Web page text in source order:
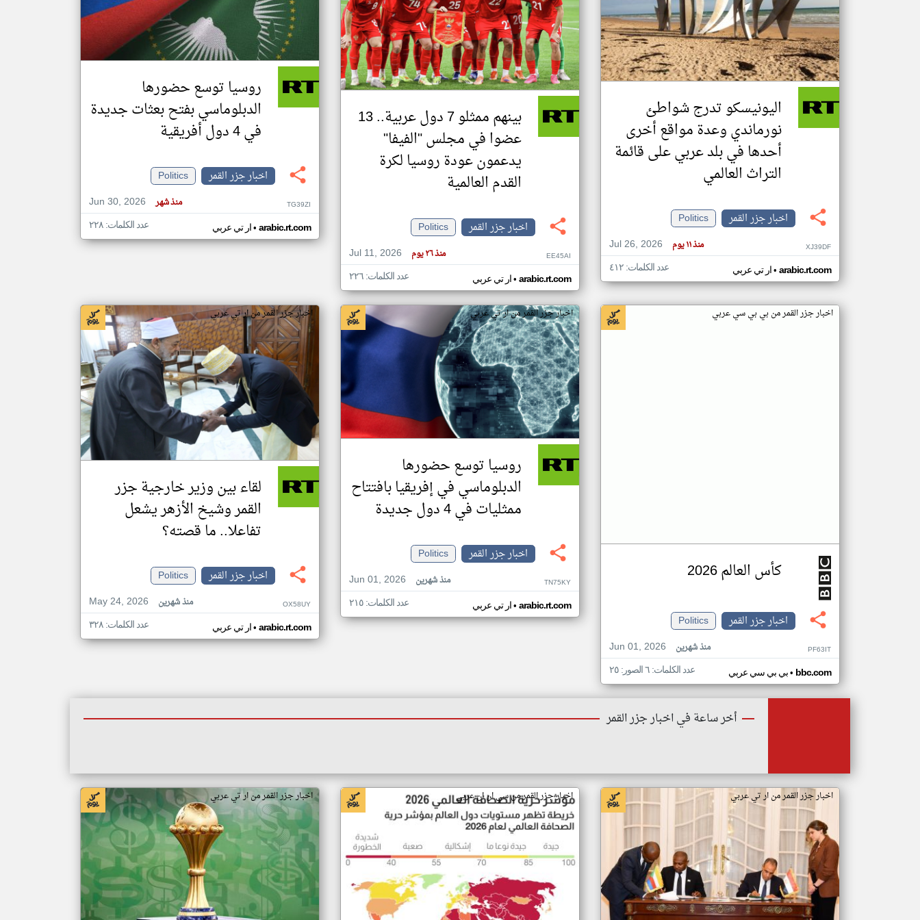
تغيير الدولة
اخبار جزر القمر على مدار الساعة
أهم اخبار جزر القمر العاجلة والمباشرة
اليونيسكو تدرج شواطئ
نورماندي وعدة مواقع أخرى
أحدها في بلد عربي على قائمة
التراث العالمي
اخبار جزر القمر
Politics
Jul 26, 2026
منذ ١١ يوم XJ39DF
ار تي عربي• arabic.rt.com عدد الكلمات: ٤١٢
بينهم ممثلو 7 دول عربية.. 13
عضوا في مجلس "الفيفا"
يدعمون عودة روسيا لكرة
القدم العالمية
اخبار جزر القمر
Politics
Jul 11, 2026
منذ ٢٦ يوم EE45AI
ار تي عربي• arabic.rt.com عدد الكلمات: ٢٢٦
روسيا توسع حضورها
الدبلوماسي بفتح بعثات جديدة
في 4 دول أفريقية
اخبار جزر القمر
Politics
Jun 30, 2026
منذ شهر TG39ZI
ار تي عربي• arabic.rt.com عدد الكلمات: ٢٢٨
اخبار جزر القمر من بي بي سي عربي
كأس العالم 2026
اخبار جزر القمر
Politics
Jun 01, 2026
منذ شهرين PF63IT
بي بي سي عربي• bbc.com عدد الكلمات: ٦ الصور: ٢٥
اخبار جزر القمر من ار تي عربي
روسيا توسع حضورها
الدبلوماسي في إفريقيا بافتتاح
ممثليات في 4 دول جديدة
اخبار جزر القمر
Politics
Jun 01, 2026
منذ شهرين TN75KY
ار تي عربي• arabic.rt.com عدد الكلمات: ٢١٥
اخبار جزر القمر من ار تي عربي
لقاء بين وزير خارجية جزر
القمر وشيخ الأزهر يشعل
تفاعلا.. ما قصته؟
اخبار جزر القمر
Politics
May 24, 2026
منذ شهرين OX58UY
ار تي عربي• arabic.rt.com عدد الكلمات: ٣٢٨
أخر ساعة في اخبار جزر القمر
اخبار جزر القمر من ار تي عربي اخبار جزر القمر من سي ان ان عربي اخبار جزر القمر من ار تي عربي
klyoum.com